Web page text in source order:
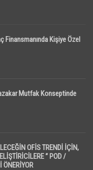
Finansmanında Kişiye Özel
Mutfak Konseptinde
OFİS TRENDİ İÇİN,
” POD /
ÖNERİYOR